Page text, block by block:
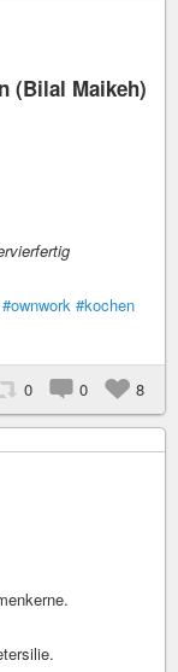
(Bilal Maikeh)
#ownwork #kochen
0 0 8